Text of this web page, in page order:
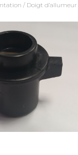
/ Doigt